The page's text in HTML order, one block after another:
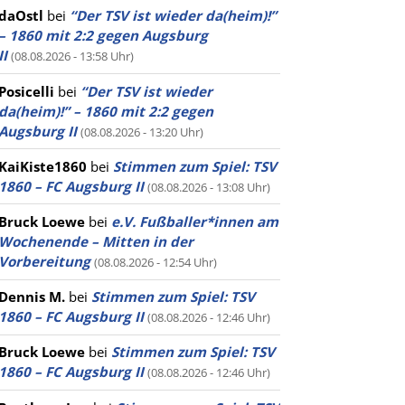
bei “Der TSV ist wieder da(heim)!”
1860 mit 2:2 gegen Augsburg
(08.08.2026 - 13:58 Uhr)
bei “Der TSV ist wieder
– 1860 mit 2:2 gegen
II (08.08.2026 - 13:20 Uhr)
bei Stimmen zum Spiel: TSV
– FC Augsburg II (08.08.2026 - 13:08 Uhr)
Loewe bei e.V. Fußballer*innen am
– Mitten in der
(08.08.2026 - 12:54 Uhr)
M. bei Stimmen zum Spiel: TSV
– FC Augsburg II (08.08.2026 - 12:46 Uhr)
Loewe bei Stimmen zum Spiel: TSV
– FC Augsburg II (08.08.2026 - 12:46 Uhr)